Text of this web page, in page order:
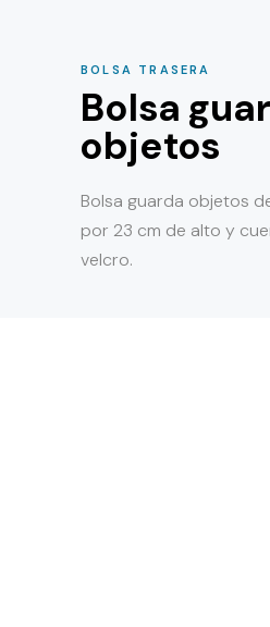
BOLSA TRASERA
Bolsa
objetos
Bolsa guarda objetos
por 23 cm de alto y
velcro.